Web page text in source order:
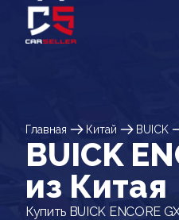
Главная Китай BUICK
BUICK
из Китая
Купить BUICK ENCORE